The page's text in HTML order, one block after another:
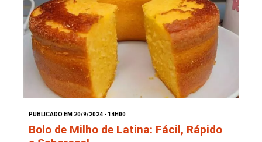
Bolos
Pães
Sopas
Saladas
PUBLICADO EM 20/9/2024 - 14H00
Bolo de Milho de Latina: Fácil, Rápido